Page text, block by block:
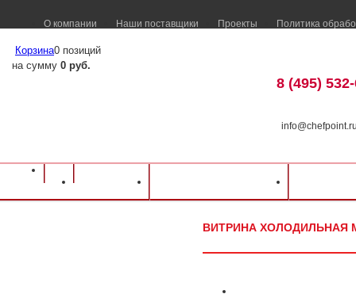
О компании Наши поставщики Проекты Политика
Корзина0 позиций
на сумму 0 руб.
8 (495)
Оборудование для ресторанов и кафе
ВИТРИНА ХОЛОДИЛЬНАЯ